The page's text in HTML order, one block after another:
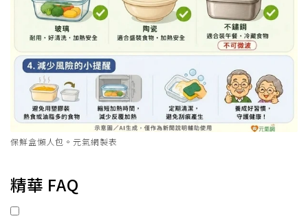
保鮮盒懶人包。元氣網製表
精華 FAQ